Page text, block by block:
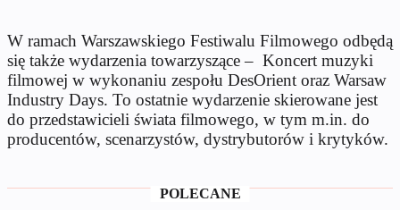
W ramach Warszawskiego Festiwalu Filmowego odbędą
się także wydarzenia towarzyszące – Koncert muzyki
filmowej w wykonaniu zespołu DesOrient oraz Warsaw
Industry Days. To ostatnie wydarzenie skierowane jest
do przedstawicieli świata filmowego, w tym m.in. do
producentów, scenarzystów, dystrybutorów i krytyków.
POLECANE